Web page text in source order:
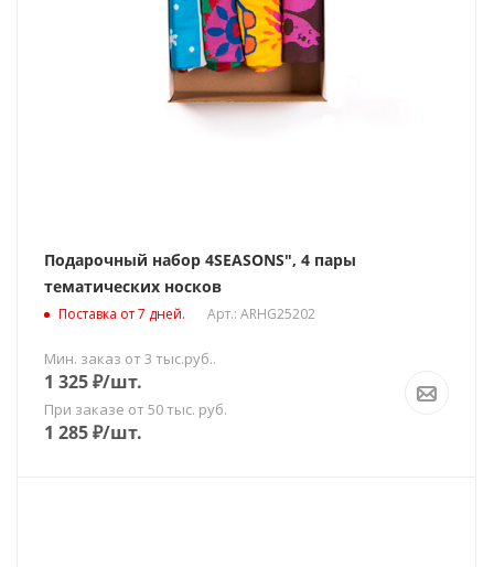
Подарочный набор 4SEASONS", 4 пары
тематических носков
Поставка от 7 дней. Арт.: ARHG25202
Мин. заказ от 3 тыс.руб..
1 325₽/шт.
При заказе от 50 тыс. руб.
1 285₽/шт.